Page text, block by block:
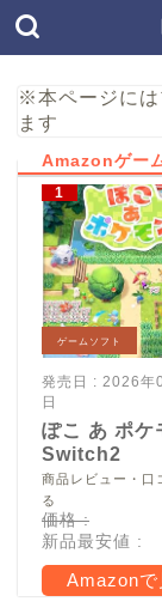
※本ページには
ます
Amazonゲー
ゲームソフト
発売日 : 2026年
日
ぽこ あ ポケ
Switch2
商品レビュー・口
る
価格 :
新品最安値 :
Amazonで